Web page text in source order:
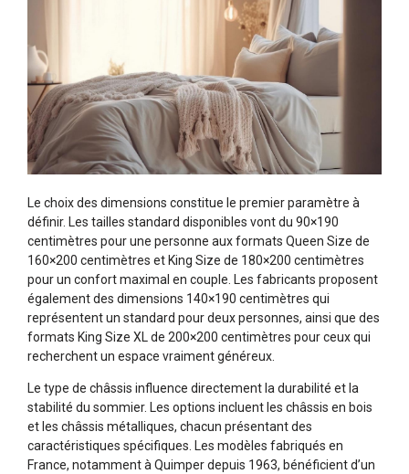
Le choix des dimensions constitue le premier paramètre à
définir. Les tailles standard disponibles vont du 90×190
centimètres pour une personne aux formats Queen Size de
160×200 centimètres et King Size de 180×200 centimètres
pour un confort maximal en couple. Les fabricants proposent
également des dimensions 140×190 centimètres qui
représentent un standard pour deux personnes, ainsi que des
formats King Size XL de 200×200 centimètres pour ceux qui
recherchent un espace vraiment généreux.
Le type de châssis influence directement la durabilité et la
stabilité du sommier. Les options incluent les châssis en bois
et les châssis métalliques, chacun présentant des
caractéristiques spécifiques. Les modèles fabriqués en
France, notamment à Quimper depuis 1963, bénéficient d’un